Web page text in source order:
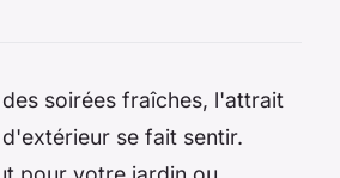
soirées fraîches, l'attrait
se fait sentir.